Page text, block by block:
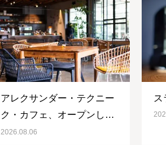
アレクサンダー・テクニー
ク・カフェ、オープンしま
す
2026.08.06
ス